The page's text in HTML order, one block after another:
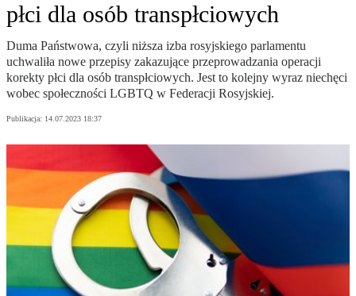
płci dla osób transpłciowych
Duma Państwowa, czyli niższa izba rosyjskiego parlamentu
uchwaliła nowe przepisy zakazujące przeprowadzania operacji
korekty płci dla osób transpłciowych. Jest to kolejny wyraz niechęci
wobec społeczności LGBTQ w Federacji Rosyjskiej.
Publikacja: 14.07.2023 18:37